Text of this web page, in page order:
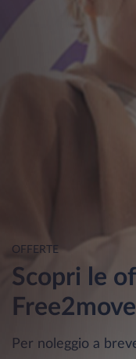
OFFERTE
Scopri le
Free2move
Per noleggio a